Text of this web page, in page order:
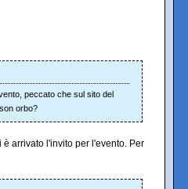
peccato che sul sito del
orbo?
arrivato l'invito per l'evento. Per